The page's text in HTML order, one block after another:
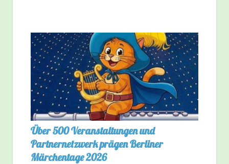
Über 500 Veranstaltungen und
Partnernetzwerk prägen Berliner
Märchentage 2026